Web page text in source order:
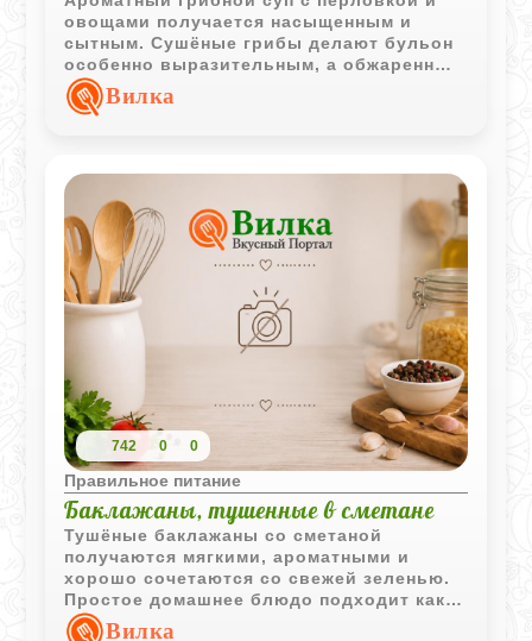
овощами получается насыщенным и
сытным. Сушёные грибы делают бульон
особенно выразительным, а обжаренные
овощи добавляют мягкий домашний
вкус.Вилка
742 0 0
Правильное питание
Баклажаны, тушенные в сметане
Тушёные баклажаны со сметаной
получаются мягкими, ароматными и
хорошо сочетаются со свежей зеленью.
Простое домашнее блюдо подходит как
для лёгкого ужина, так и в качестве
Вилка